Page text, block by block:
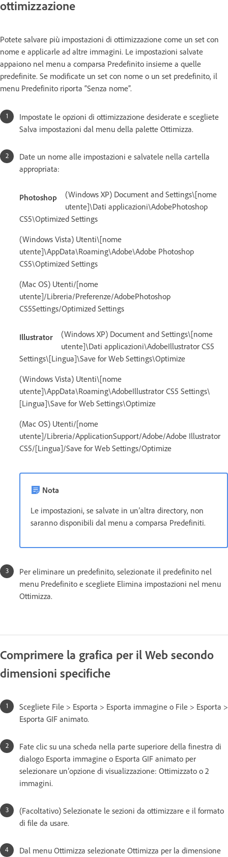
ottimizzazione
Potete salvare più impostazioni di ottimizzazione come un set con
nome e applicarle ad altre immagini. Le impostazioni salvate
appaiono nel menu a comparsa Predefinito insieme a quelle
predefinite. Se modificate un set con nome o un set predefinito, il
menu Predefinito riporta “Senza nome”.
Impostate le opzioni di ottimizzazione desiderate e scegliete
Salva impostazioni dal menu della palette Ottimizza.
Date un nome alle impostazioni e salvatele nella cartella
appropriata:
Photoshop
(Windows XP) Document and Settings\[nome
utente]\Dati applicazioni\AdobePhotoshop
CS5\Optimized Settings
(Windows Vista) Utenti\[nome
utente]\AppData\Roaming\Adobe\Adobe Photoshop
CS5\Optimized Settings
(Mac OS) Utenti/[nome
utente]/Libreria/Preferenze/AdobePhotoshop
CS5Settings/Optimized Settings
Illustrator
(Windows XP) Document and Settings\[nome
utente]\Dati applicazioni\AdobeIllustrator CS5
Settings\[Lingua]\Save for Web Settings\Optimize
(Windows Vista) Utenti\[nome
utente]\AppData\Roaming\AdobeIllustrator CS5 Settings\
[Lingua]\Save for Web Settings\Optimize
(Mac OS) Utenti/[nome
utente]/Libreria/ApplicationSupport/Adobe/Adobe Illustrator
CS5/[Lingua]/Save for Web Settings/Optimize
Nota
Le impostazioni, se salvate in un’altra directory, non
saranno disponibili dal menu a comparsa Predefiniti.
Per eliminare un predefinito, selezionate il predefinito nel
menu Predefinito e scegliete Elimina impostazioni nel menu
Ottimizza.
Comprimere la grafica per il Web secondo
dimensioni specifiche
Scegliete File > Esporta > Esporta immagine o File > Esporta >
Esporta GIF animato.
Fate clic su una scheda nella parte superiore della finestra di
dialogo Esporta immagine o Esporta GIF animato per
selezionare un’opzione di visualizzazione: Ottimizzato o 2
immagini.
(Facoltativo) Selezionate le sezioni da ottimizzare e il formato
di file da usare.
Dal menu Ottimizza selezionate Ottimizza per la dimensione